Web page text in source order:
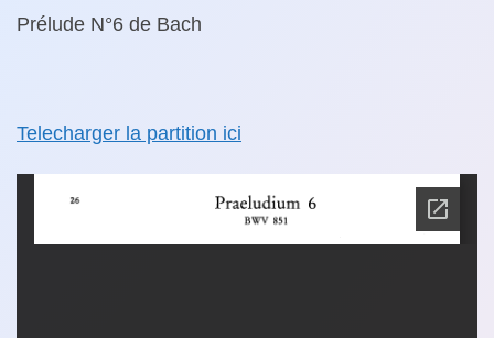
Prélude N°6 de Bach
Telecharger la partition ici